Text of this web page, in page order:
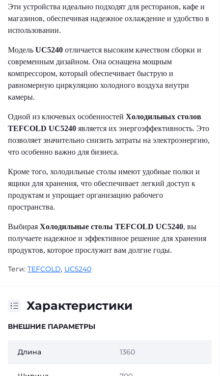
Эти устройства идеально подходят для ресторанов, кафе и
магазинов, обеспечивая надежное охлаждение и удобство в
использовании.
Модель UC5240 отличается высоким качеством сборки и
современным дизайном. Она оснащена мощным
компрессором, который обеспечивает быструю и
равномерную циркуляцию холодного воздуха внутри
камеры.
Одной из ключевых особенностей Холодильных столов
TEFCOLD UC5240 является их энергоэффективность. Это
позволяет значительно снизить затраты на электроэнергию,
что особенно важно для бизнеса.
Кроме того, холодильные столы имеют удобные полки и
ящики для хранения, что обеспечивает легкий доступ к
продуктам и упрощает организацию рабочего
пространства.
Выбирая Холодильные столы TEFCOLD UC5240, вы
получаете надежное и эффективное решение для хранения
продуктов, которое прослужит вам долгие годы.
Теги: TEFCOLD, UC5240
Характеристики
ВНЕШНИЕ ПАРАМЕТРЫ
Длина 1360